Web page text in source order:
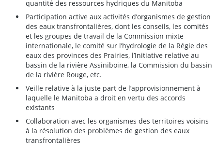
quantité des ressources hydriques du Manitoba
Participation active aux activités d’organismes de gestion
des eaux transfrontalières, dont les conseils, les comités
et les groupes de travail de la Commission mixte
internationale, le comité sur l’hydrologie de la Régie des
eaux des provinces des Prairies, l’Initiative relative au
bassin de la rivière Assiniboine, la Commission du bassin
de la rivière Rouge, etc.
Veille relative à la juste part de l’approvisionnement à
laquelle le Manitoba a droit en vertu des accords
existants
Collaboration avec les organismes des territoires voisins
à la résolution des problèmes de gestion des eaux
transfrontalières